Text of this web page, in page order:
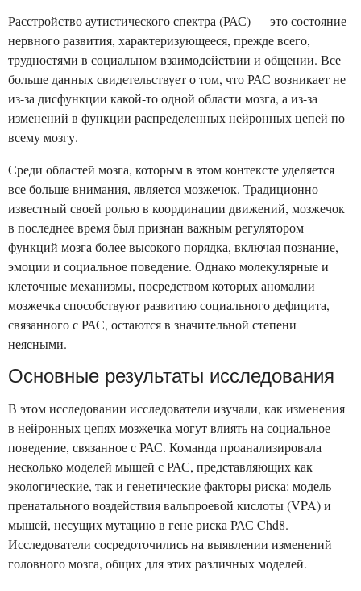
Расстройство аутистического спектра (РАС) — это состояние
нервного развития, характеризующееся, прежде всего,
трудностями в социальном взаимодействии и общении. Все
больше данных свидетельствует о том, что РАС возникает не
из-за дисфункции какой-то одной области мозга, а из-за
изменений в функции распределенных нейронных цепей по
всему мозгу.
Среди областей мозга, которым в этом контексте уделяется
все больше внимания, является мозжечок. Традиционно
известный своей ролью в координации движений, мозжечок
в последнее время был признан важным регулятором
функций мозга более высокого порядка, включая познание,
эмоции и социальное поведение. Однако молекулярные и
клеточные механизмы, посредством которых аномалии
мозжечка способствуют развитию социального дефицита,
связанного с РАС, остаются в значительной степени
неясными.
Основные результаты исследования
В этом исследовании исследователи изучали, как изменения
в нейронных цепях мозжечка могут влиять на социальное
поведение, связанное с РАС. Команда проанализировала
несколько моделей мышей с РАС, представляющих как
экологические, так и генетические факторы риска: модель
пренатального воздействия вальпроевой кислоты (VPA) и
мышей, несущих мутацию в гене риска РАС Chd8.
Исследователи сосредоточились на выявлении изменений
головного мозга, общих для этих различных моделей.